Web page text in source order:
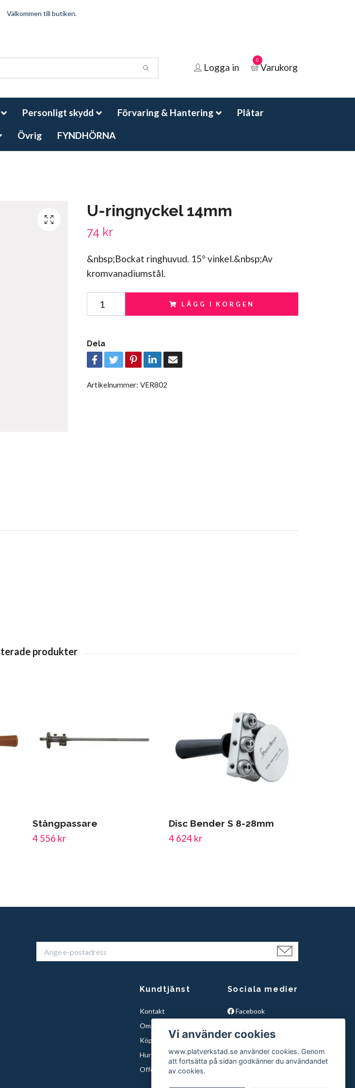
Välkommen till butiken.
Logga in
0
Varukorg
Personligt skydd Förvaring & Hantering Plåtar
Övrig FYNDHÖRNA
U-ringnyckel 14mm
74 kr
&nbsp;Bockat ringhuvud. 15° vinkel.&nbsp;Av
kromvanadiumstål.
LÄGG I KORGEN
Dela
Artikelnummer: VER802
Stångpassare
4 556 kr
Disc Bender S 8-28mm
4 624 kr
Kundtjänst
Kontakt
Om Oss
Köpvillkor
Hur handlar du hos oss ?
Offertförfrågan
Sociala medier
Facebook
YouTube
Vi använder cookies
www.platverkstad.se använder cookies. Genom
att fortsätta på sidan godkänner du användandet
av cookies.